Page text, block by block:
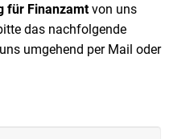
für Finanzamtvon uns
das nachfolgende
umgehend per Mail oder